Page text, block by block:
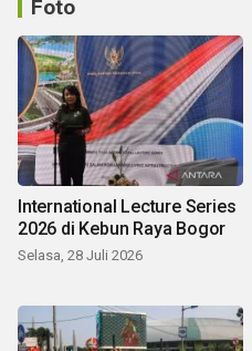
Foto
International Lecture Series
2026 di Kebun Raya Bogor
Selasa, 28 Juli 2026